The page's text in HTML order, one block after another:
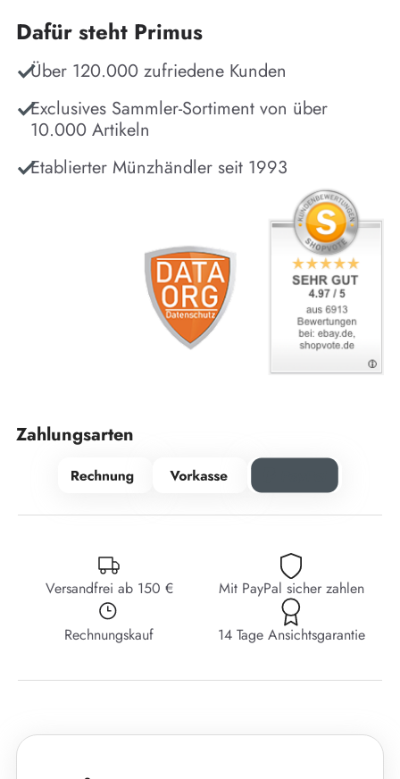
Dafür steht Primus
Über 120.000 zufriedene Kunden
Exclusives Sammler-Sortiment von über
10.000 Artikeln
Etablierter Münzhändler seit 1993
Zahlungsarten
Versandfrei ab 150 € Mit PayPal sicher zahlen
Rechnungskauf 14 Tage Ansichtsgarantie